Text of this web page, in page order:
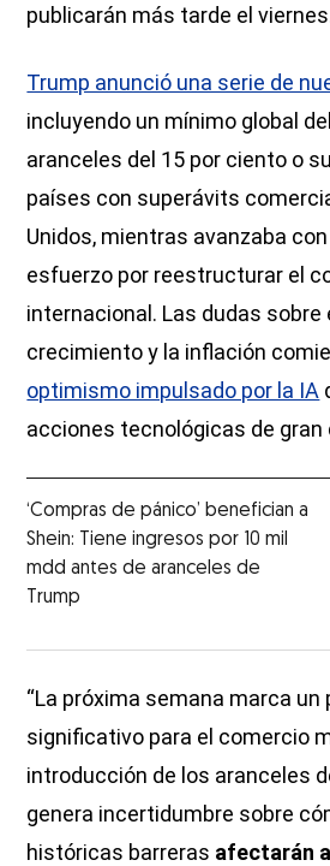
publicarán más tarde el
Trump anunció una serie de
incluyendo un mínimo global
aranceles del 15 por ciento o
países con superávits
Unidos, mientras avanzaba
esfuerzo por reestructurar el
internacional. Las dudas sobre
crecimiento y la inflación
optimismo impulsado por la IA
acciones tecnológicas de gran
‘Compras de pánico’ benefician a
Shein: Tiene ingresos por 10 mil
mdd antes de aranceles de
Trump
“La próxima semana marca un
significativo para el comercio
introducción de los aranceles
genera incertidumbre sobre
históricas barreras afectarán